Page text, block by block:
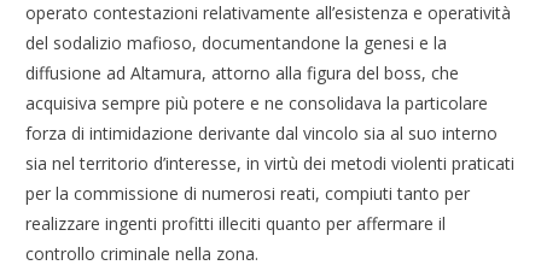
operato contestazioni relativamente all’esistenza e operatività
del sodalizio mafioso, documentandone la genesi e la
diffusione ad Altamura, attorno alla figura del boss, che
acquisiva sempre più potere e ne consolidava la particolare
forza di intimidazione derivante dal vincolo sia al suo interno
sia nel territorio d’interesse, in virtù dei metodi violenti praticati
per la commissione di numerosi reati, compiuti tanto per
realizzare ingenti profitti illeciti quanto per affermare il
controllo criminale nella zona.